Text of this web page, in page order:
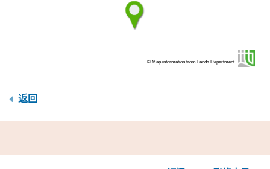
© Map information from Lands Department
返回